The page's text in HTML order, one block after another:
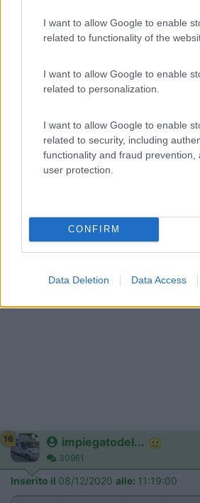
I want to allow Google to enable
related to functionality of the
I want to allow Google to enable
related to personalization.
I want to allow Google to enable
related to security, including
functionality and fraud prevention,
user protection.
CONFIRM
Data Deletion Data Access
stessa tipologia dell'App IO. Perché la
mai in grado di sopportare eventuali
Non credere che lo Stato paghi poco
vale da oggi, varrebbe da oggi ed io,
cittadini del mondo occidentale, le
adesso e non fra quindici giorni.
Modificato da Giovanni il 08/12/2020 alle
16 impiegatodel...
30961
Inserito il 08/12/2020 alle: 11:19:00